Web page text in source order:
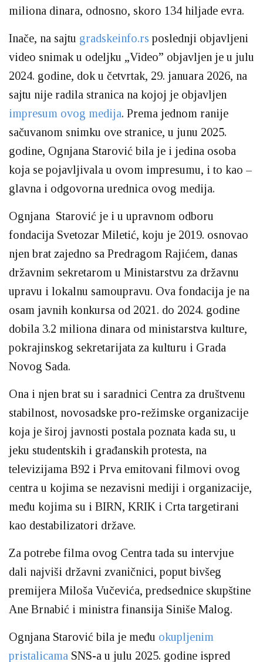
miliona dinara, odnosno, skoro 134 hiljade evra.
Inače, na sajtu gradskeinfo.rs poslednji objavljeni
video snimak u odeljku „Video” objavljen je u julu
2024. godine, dok u četvrtak, 29. januara 2026, na
sajtu nije radila stranica na kojoj je objavljen
impresum ovog medija. Prema jednom ranije
sačuvanom snimku ove stranice, u junu 2025.
godine, Ognjana Starović bila je i jedina osoba
koja se pojavljivala u ovom impresumu, i to kao –
glavna i odgovorna urednica ovog medija.
Ognjana Starović je i u upravnom odboru
fondacija Svetozar Miletić, koju je 2019. osnovao
njen brat zajedno sa Predragom Rajićem, danas
državnim sekretarom u Ministarstvu za državnu
upravu i lokalnu samoupravu. Ova fondacija je na
osam javnih konkursa od 2021. do 2024. godine
dobila 3.2 miliona dinara od ministarstva kulture,
pokrajinskog sekretarijata za kulturu i Grada
Novog Sada.
Ona i njen brat su i saradnici Centra za društvenu
stabilnost, novosadske pro-režimske organizacije
koja je široj javnosti postala poznata kada su, u
jeku studentskih i građanskih protesta, na
televizijama B92 i Prva emitovani filmovi ovog
centra u kojima se nezavisni mediji i organizacije,
među kojima su i BIRN, KRIK i Crta targetirani
kao destabilizatori države.
Za potrebe filma ovog Centra tada su intervjue
dali najviši državni zvaničnici, poput bivšeg
premijera Miloša Vučevića, predsednice skupštine
Ane Brnabić i ministra finansija Siniše Malog.
Ognjana Starović bila je među okupljenim
pristalicama SNS-a u julu 2025. godine ispred